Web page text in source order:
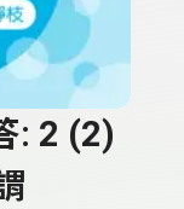
: 2 (2)